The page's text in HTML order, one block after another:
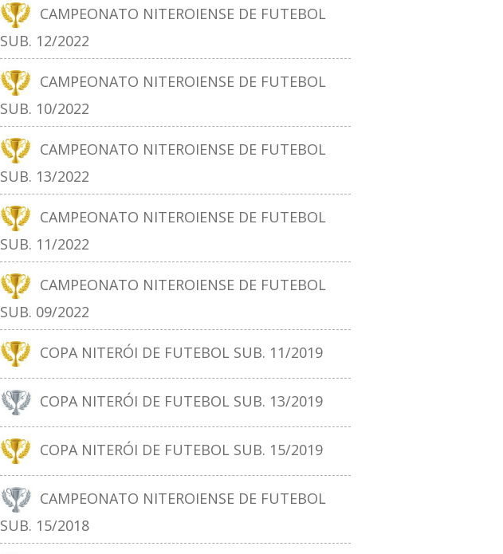
CAMPEONATO NITEROIENSE DE FUTEBOL
SUB. 12/2022
CAMPEONATO NITEROIENSE DE FUTEBOL
SUB. 10/2022
CAMPEONATO NITEROIENSE DE FUTEBOL
SUB. 13/2022
CAMPEONATO NITEROIENSE DE FUTEBOL
SUB. 11/2022
CAMPEONATO NITEROIENSE DE FUTEBOL
SUB. 09/2022
COPA NITERÓI DE FUTEBOL SUB. 11/2019
COPA NITERÓI DE FUTEBOL SUB. 13/2019
COPA NITERÓI DE FUTEBOL SUB. 15/2019
CAMPEONATO NITEROIENSE DE FUTEBOL
SUB. 15/2018